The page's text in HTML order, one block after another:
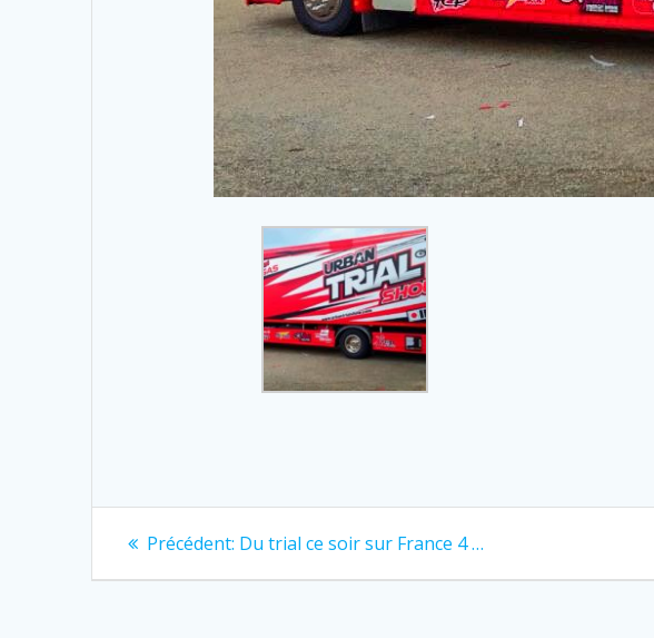
Navigation
de
Précédent: Previous
Du trial ce soir sur France 4 …